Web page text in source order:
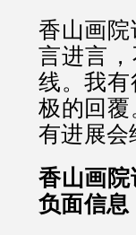
香山画
言进言
线。我
极的回
有进展会
香山画
负面信息